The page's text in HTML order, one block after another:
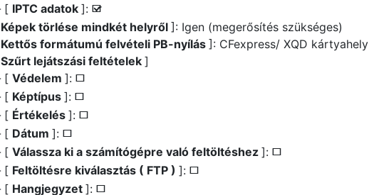
[ IPTC adatok ]: M
Képek törlése mindkét helyről ]: Igen (megerősítés szükséges)
Kettős formátumú felvételi PB-nyílás ]: CFexpress/ XQD kártyahely
Szűrt lejátszási feltételek ]
[ Védelem ]: U
[ Képtípus ]: U
[ Értékelés ]: U
[ Dátum ]: U
[ Válassza ki a számítógépre való feltöltéshez ]: U
[ Feltöltésre kiválasztás ( FTP ) ]: U
[ Hangjegyzet ]: U